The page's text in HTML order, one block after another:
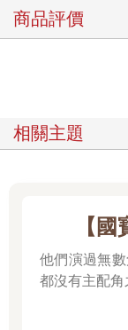
商品評價
相關主題
【
他們演過無
都沒有主配角